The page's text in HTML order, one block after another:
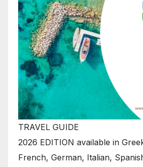
TRAVEL GUIDE
2026 EDITION available in
French, German, Italian,